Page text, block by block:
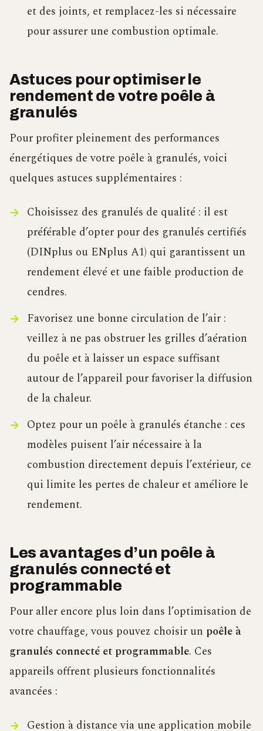
et des joints, et remplacez-les si nécessaire
pour assurer une combustion optimale.
Astuces pour optimiser le
rendement de votre poêle à
granulés
Pour profiter pleinement des performances
énergétiques de votre poêle à granulés, voici
quelques astuces supplémentaires :
Choisissez des granulés de qualité : il est
préférable d’opter pour des granulés certifiés
(DINplus ou ENplus A1) qui garantissent un
rendement élevé et une faible production de
cendres.
Favorisez une bonne circulation de l’air :
veillez à ne pas obstruer les grilles d’aération
du poêle et à laisser un espace suffisant
autour de l’appareil pour favoriser la diffusion
de la chaleur.
Optez pour un poêle à granulés étanche : ces
modèles puisent l’air nécessaire à la
combustion directement depuis l’extérieur, ce
qui limite les pertes de chaleur et améliore le
rendement.
Les avantages d’un poêle à
granulés connecté et
programmable
Pour aller encore plus loin dans l’optimisation de
votre chauffage, vous pouvez choisir un poêle à
granulés connecté et programmable. Ces
appareils offrent plusieurs fonctionnalités
avancées :
Gestion à distance via une application mobile